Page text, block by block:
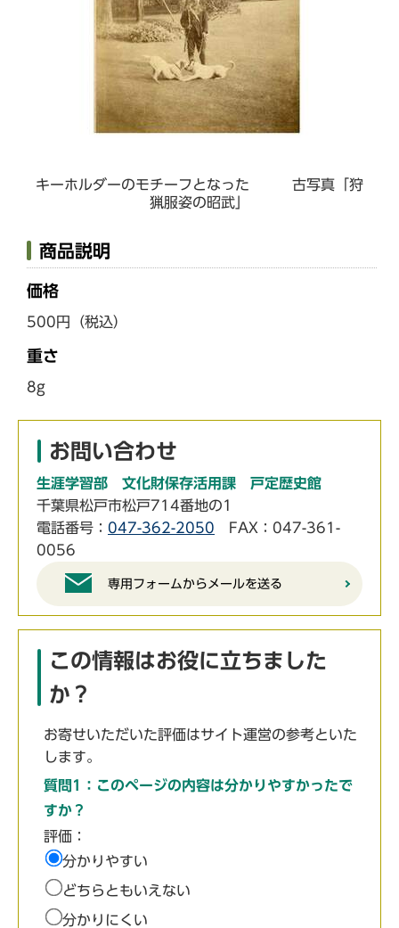
キーホルダーのモチーフとなった 古写真「狩
猟服姿の昭武」
商品説明
価格
500円（税込）
重さ
8g
お問い合わせ
生涯学習部 文化財保存活用課 戸定歴史館
千葉県松戸市松戸714番地の1
電話番号： 047-362-2050 FAX：047-361-
0056
専用フォームからメールを送る
この情報はお役に立ちました
か？
お寄せいただいた評価はサイト運営の参考といた
します。
質問1：このページの内容は分かりやすかったで
すか？
評価：
分かりやすい
どちらともいえない
分かりにくい